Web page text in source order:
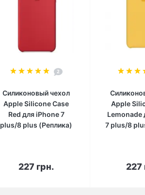
2
Силиконовый чехол
Apple Silicone Case
Red для iPhone 7
plus/8 plus (Реплика)
227 грн.
В корзину
Apple
Lemonade
7 plus/8
227
В